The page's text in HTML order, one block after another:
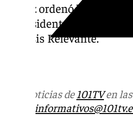
El juez ordenó bloquear
expresidente, el importe
Análisis Relevante.
Más noticias de101TVen